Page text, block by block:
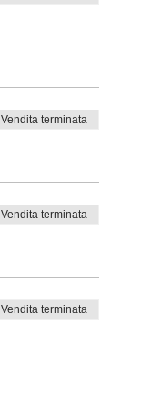
Vendita terminata
Vendita terminata
Vendita terminata